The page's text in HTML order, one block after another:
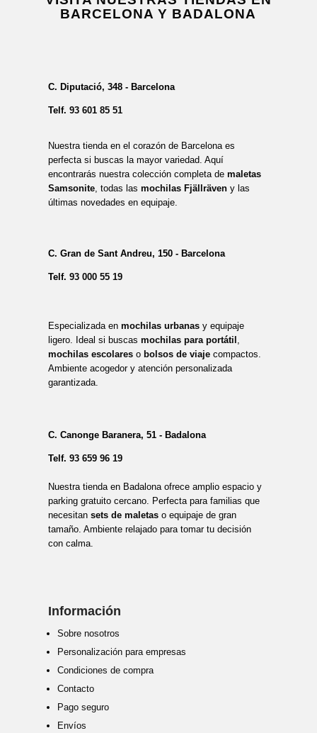
BARCELONA Y BADALONA
C. Diputació, 348 - Barcelona
Telf. 93 601 85 51
Nuestra tienda en el corazón de Barcelona es
perfecta si buscas la mayor variedad. Aquí
encontrarás nuestra colección completa de maletas
Samsonite, todas las mochilas Fjällräveny las
últimas novedades en equipaje.
C. Gran de Sant Andreu, 150 - Barcelona
Telf. 93 000 55 19
Especializada en mochilas urbanasy equipaje
ligero. Ideal si buscas mochilas para portátil
mochilas escolareso bolsos de viajecompactos.
Ambiente acogedor y atención personalizada
garantizada.
C. Canonge Baranera, 51 - Badalona
Telf. 93 659 96 19
Nuestra tienda en Badalona ofrece amplio espacio y
parking gratuito cercano. Perfecta para familias que
necesitan sets de maletaso equipaje de gran
tamaño. Ambiente relajado para tomar tu decisión
con calma.
Información
Sobre nosotros
Personalización para empresas
Condiciones de compra
Contacto
Pago seguro
Envíos